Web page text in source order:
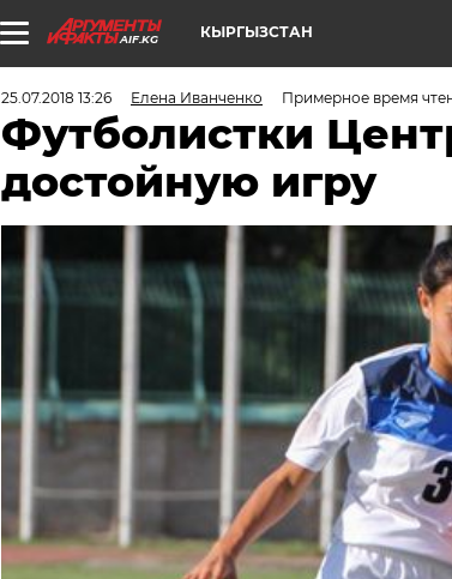
AIF.KG КЫРГЫЗСТАН
25.07.2018 13:26 Елена Иванченко Примерное время
Футболистки
достойную игру